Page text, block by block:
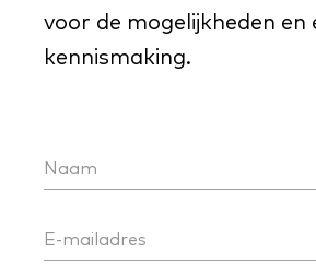
voor de mogelijkheden en
kennismaking.